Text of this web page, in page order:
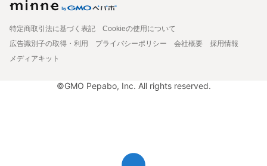
特定商取引法に基づく表記
Cookieの使用について
広告識別子の取得・利用
プライバシーポリシー 会社概要
採用情報
メディアキット
©GMO Pepabo, Inc. All rights reserved.